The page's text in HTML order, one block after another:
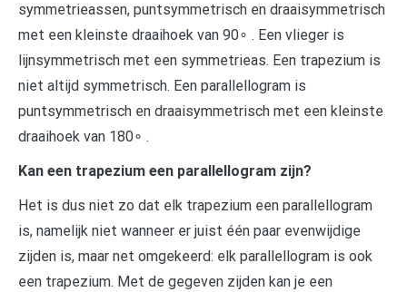
symmetrieassen, puntsymmetrisch en draaisymmetrisch
met een kleinste draaihoek van 90∘ . Een vlieger is
lijnsymmetrisch met een symmetrieas. Een trapezium is
niet altijd symmetrisch. Een parallellogram is
puntsymmetrisch en draaisymmetrisch met een kleinste
draaihoek van 180∘ .
Kan een trapezium een parallellogram zijn?
Het is dus niet zo dat elk trapezium een parallellogram
is, namelijk niet wanneer er juist één paar evenwijdige
zijden is, maar net omgekeerd: elk parallellogram is ook
een trapezium. Met de gegeven zijden kan je een